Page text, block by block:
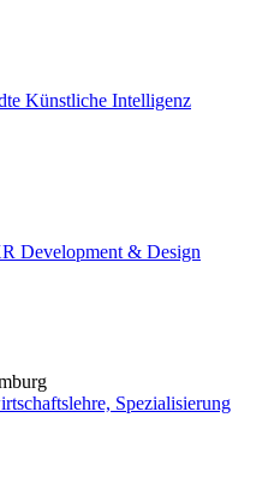
Künstliche Intelligenz
Development & Design
Spezialisierung